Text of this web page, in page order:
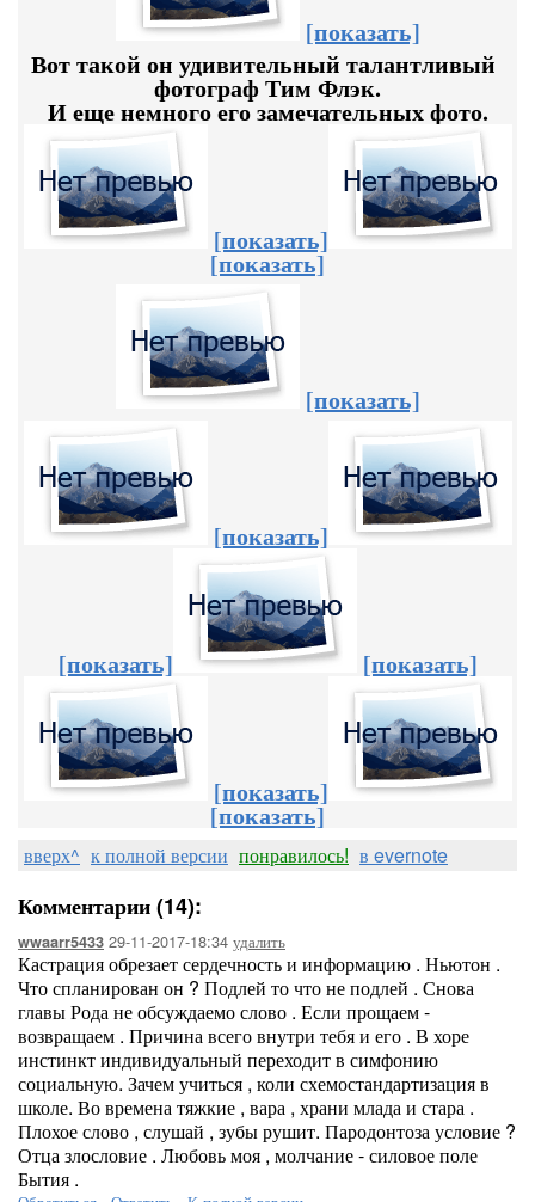
[показать]
Вот такой он удивительный талантливый
фотограф Тим Флэк.
И еще немного его замечательных фото.
[показать]
[показать]
[показать]
[показать]
[показать] [показать]
[показать]
[показать]
вверх^ к полной версии понравилось! в evernote
Комментарии (14):
wwaarr5433 29-11-2017-18:34 удалить
Кастрация обрезает сердечность и информацию . Ньютон .
Что спланирован он ? Подлей то что не подлей . Снова
главы Рода не обсуждаемо слово . Если прощаем -
возвращаем . Причина всего внутри тебя и его . В хоре
инстинкт индивидуальный переходит в симфонию
социальную. Зачем учиться , коли схемостандартизация в
школе. Во времена тяжкие , вара , храни млада и стара .
Плохое слово , слушай , зубы рушит. Пародонтоза условие ?
Отца злословие . Любовь моя , молчание - силовое поле
Бытия .